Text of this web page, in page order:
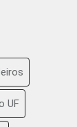
UF